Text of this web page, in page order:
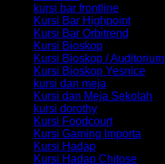
kursi bar frontline
Kursi Bar Highpoint
Kursi Bar Orbitrend
Kursi Bioskop
Kursi Bioskop / Auditorium
Kursi Bioskop Yesnice
kursi dan meja
Kursi dan Meja Sekolah
kursi dorothy
Kursi Foodcourt
Kursi Gaming Importa
Kursi Hadap
Kursi Hadap Chitose